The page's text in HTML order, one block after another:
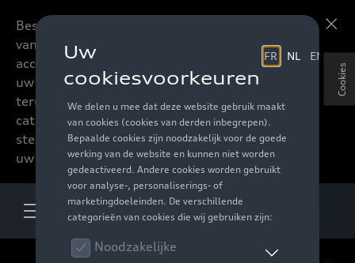
Beste accessoires-lovers,
vanaf nu kan u het hele
accessoire assortiment van
uw favoriete merk
terugvinden in de online
catalogus. Deze kunnen
steeds besteld worden via
uw verdeler.
Cookies